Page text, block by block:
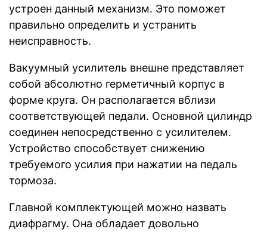
устроен данный механизм. Это поможет
правильно определить и устранить
неисправность.
Вакуумный усилитель внешне представляет
собой абсолютно герметичный корпус в
форме круга. Он располагается вблизи
соответствующей педали. Основной цилиндр
соединен непосредственно с усилителем.
Устройство способствует снижению
требуемого усилия при нажатии на педаль
тормоза.
Главной комплектующей можно назвать
диафрагму. Она обладает довольно